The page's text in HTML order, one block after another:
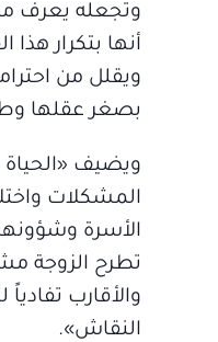
وتجعله يعرف
أنها بتكرار
ويقلل من
بصغر عقلها
ويضيف «الحياة
المشكلات
الأسرة
تطرح الزوجة
والأقارب
النقاش».